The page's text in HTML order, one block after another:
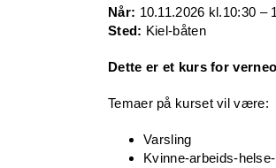
Når: 10.11.2026 kl.10:30 –
Sted: Kiel-båten
Dette er et kurs for
Temaer på kurset vil være:
Varsling
Kvinne-arbeids-